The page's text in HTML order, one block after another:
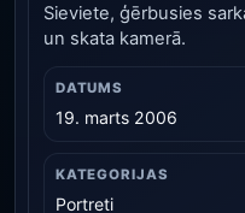
Sieviete, ģērbusies
un skata kamerā.
DATUMS
19. marts 2006
KATEGORIJAS
Portreti